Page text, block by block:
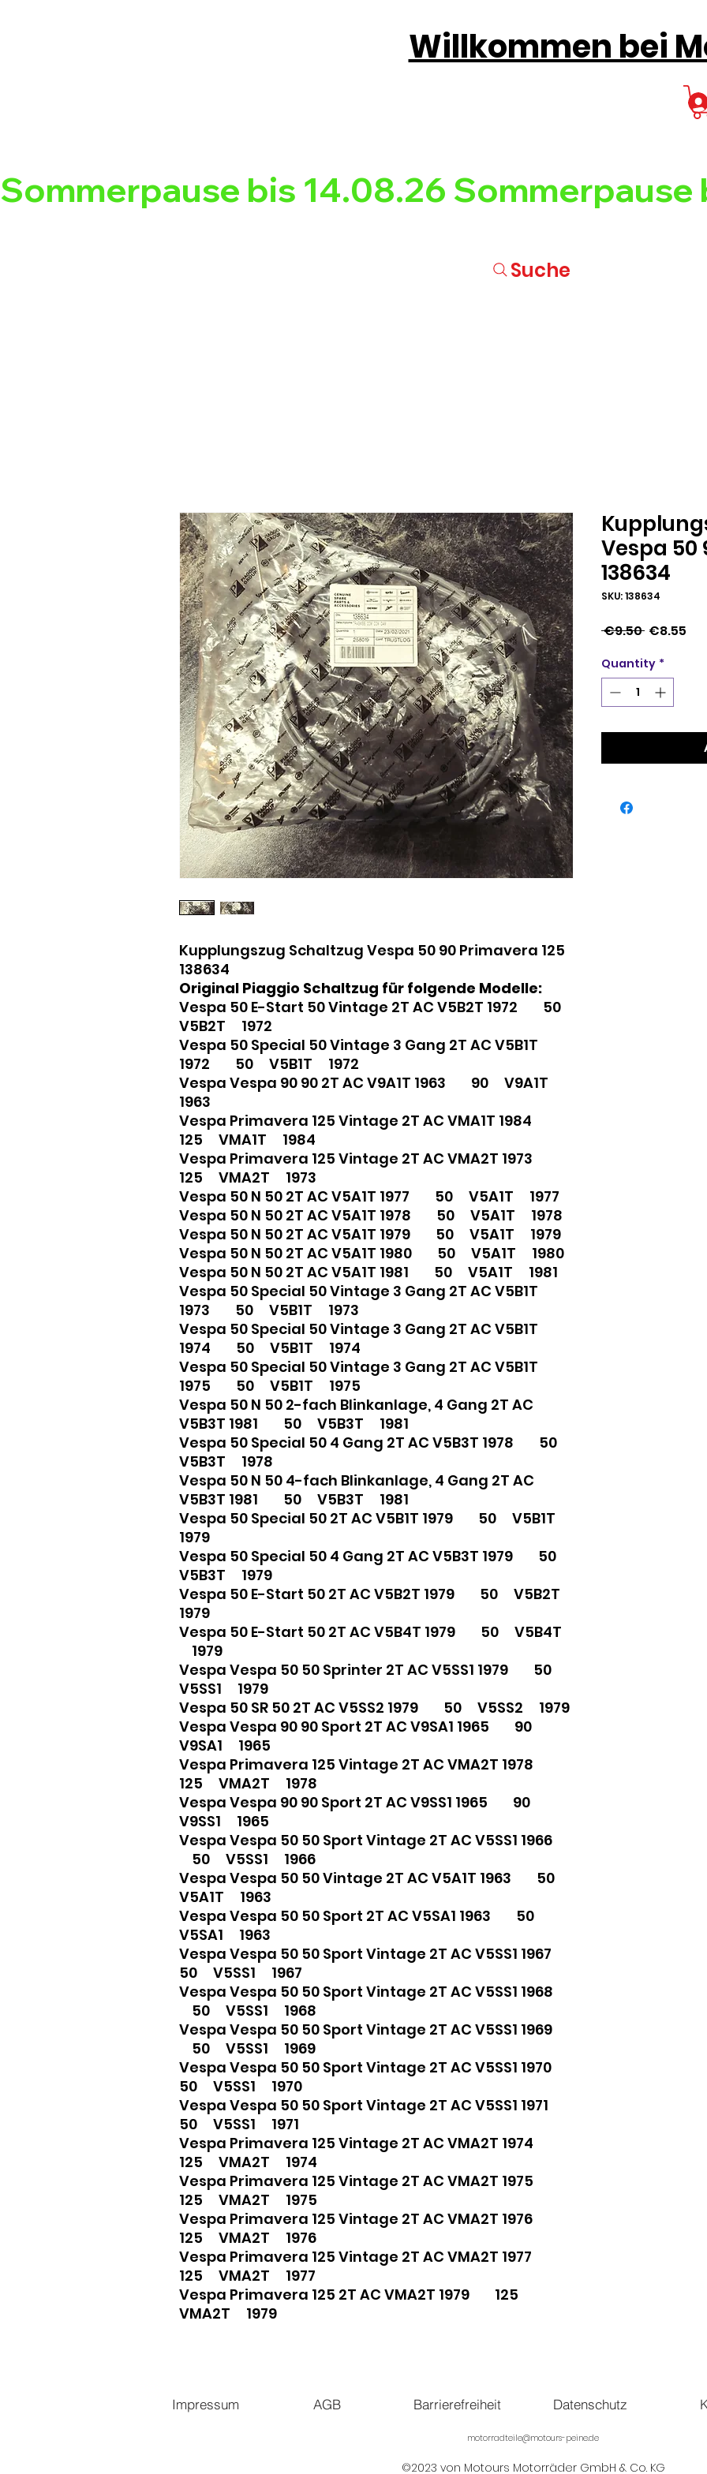
Willkommen bei
Sommerpause bis 14.08.26
Suche
Kupplungszug Schaltzug Vespa 50 90 Primavera 125
138634
Original Piaggio Schaltzug für folgende Modelle:
Vespa 50 E-Start 50 Vintage 2T AC V5B2T 1972 50
V5B2T 1972
Vespa 50 Special 50 Vintage 3 Gang 2T AC V5B1T
1972 50 V5B1T 1972
Vespa Vespa 90 90 2T AC V9A1T 1963 90 V9A1T
1963
Vespa Primavera 125 Vintage 2T AC VMA1T 1984
125 VMA1T 1984
Vespa Primavera 125 Vintage 2T AC VMA2T 1973
125 VMA2T 1973
Vespa 50 N 50 2T AC V5A1T 1977 50 V5A1T 1977
Vespa 50 N 50 2T AC V5A1T 1978 50 V5A1T 1978
Vespa 50 N 50 2T AC V5A1T 1979 50 V5A1T 1979
Vespa 50 N 50 2T AC V5A1T 1980 50 V5A1T 1980
Vespa 50 N 50 2T AC V5A1T 1981 50 V5A1T 1981
Vespa 50 Special 50 Vintage 3 Gang 2T AC V5B1T
1973 50 V5B1T 1973
Vespa 50 Special 50 Vintage 3 Gang 2T AC V5B1T
1974 50 V5B1T 1974
Vespa 50 Special 50 Vintage 3 Gang 2T AC V5B1T
1975 50 V5B1T 1975
Vespa 50 N 50 2-fach Blinkanlage, 4 Gang 2T AC
V5B3T 1981 50 V5B3T 1981
Vespa 50 Special 50 4 Gang 2T AC V5B3T 1978 50
V5B3T 1978
Vespa 50 N 50 4-fach Blinkanlage, 4 Gang 2T AC
V5B3T 1981 50 V5B3T 1981
Vespa 50 Special 50 2T AC V5B1T 1979 50 V5B1T
1979
Vespa 50 Special 50 4 Gang 2T AC V5B3T 1979 50
V5B3T 1979
Vespa 50 E-Start 50 2T AC V5B2T 1979 50 V5B2T
1979
Vespa 50 E-Start 50 2T AC V5B4T 1979 50 V5B4T
1979
Vespa Vespa 50 50 Sprinter 2T AC V5SS1 1979 50
V5SS1 1979
Vespa 50 SR 50 2T AC V5SS2 1979 50 V5SS2 1979
Vespa Vespa 90 90 Sport 2T AC V9SA1 1965 90
V9SA1 1965
Vespa Primavera 125 Vintage 2T AC VMA2T 1978
125 VMA2T 1978
Vespa Vespa 90 90 Sport 2T AC V9SS1 1965 90
V9SS1 1965
Vespa Vespa 50 50 Sport Vintage 2T AC V5SS1 1966
50 V5SS1 1966
Vespa Vespa 50 50 Vintage 2T AC V5A1T 1963 50
V5A1T 1963
Vespa Vespa 50 50 Sport 2T AC V5SA1 1963 50
V5SA1 1963
Vespa Vespa 50 50 Sport Vintage 2T AC V5SS1 1967
50 V5SS1 1967
Vespa Vespa 50 50 Sport Vintage 2T AC V5SS1 1968
50 V5SS1 1968
Vespa Vespa 50 50 Sport Vintage 2T AC V5SS1 1969
50 V5SS1 1969
Vespa Vespa 50 50 Sport Vintage 2T AC V5SS1 1970
50 V5SS1 1970
Vespa Vespa 50 50 Sport Vintage 2T AC V5SS1 1971
50 V5SS1 1971
Vespa Primavera 125 Vintage 2T AC VMA2T 1974
125 VMA2T 1974
Vespa Primavera 125 Vintage 2T AC VMA2T 1975
125 VMA2T 1975
Vespa Primavera 125 Vintage 2T AC VMA2T 1976
125 VMA2T 1976
Vespa Primavera 125 Vintage 2T AC VMA2T 1977
125 VMA2T 1977
Vespa Primavera 125 2T AC VMA2T 1979 125
VMA2T 1979
Vespa 50
138634
SKU: 138634
€9.50 Regular
€8.55
Quantity *
Impressum AGB Barrierefreiheit Datenschutz
motorradteile@motours-peine.de
©2023 von Motours Motorräder GmbH & Co. KG